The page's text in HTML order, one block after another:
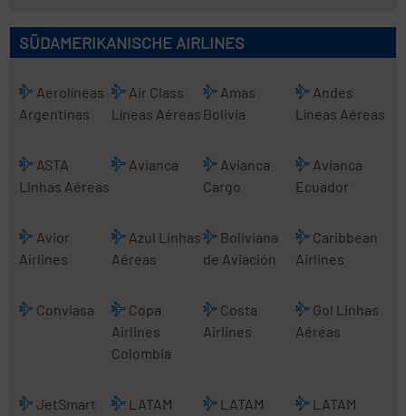
SÜDAMERIKANISCHE AIRLINES
Aerolíneas
Argentinas
Air Class
Líneas Aéreas
Amas
Bolivia
Andes
Líneas Aéreas
ASTA
Linhas Aéreas
Avianca
Avianca
Cargo
Avianca
Ecuador
Avior
Airlines
Azul Linhas
Aéreas
Boliviana
de Aviación
Caribbean
Airlines
Conviasa
Copa
Airlines
Colombia
Costa
Airlines
Gol Linhas
Aéreas
JetSmart
LATAM
LATAM
LATAM